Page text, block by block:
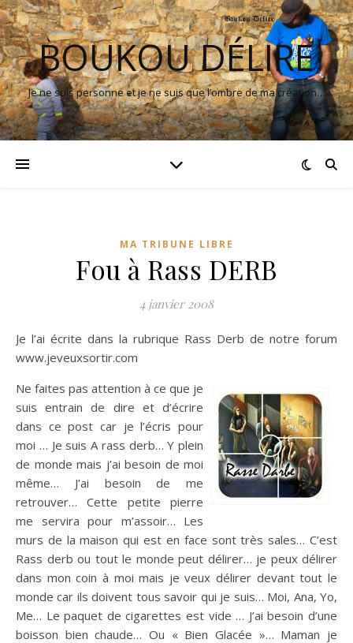
BOUKOU DÉLIRE
Je ne suis personne et je ne suis que l’ombre de ma création…
MA TRIBUNE LIBRE
Fou à Rass DERB
4 janvier 2008
Je l’ai écrite dans la rubrique Rass Derb de notre forum
www.jeveuxsortir.com
Ne faites pas attention à ce que je
suis entrain de dire et d’écrire
dans ce post car je l’écris pour
moi … Je suis A rass derb… Y plein
de monde mais j’ai besoin de moi
même… J’ai besoin de me
retrouver… Cette petite pierre
me servira pour m’assoir… Les
murs de la maison qui est en face sont très sales… C’est
Rass derb ou tout le monde peut délirer… je peux délirer
dans mon coin à moi mais je veux délirer devant tout le
monde car ils doivent tous savoir qui je suis… Moi, Ana, Yo,
Me… Le paquet de cigarettes est vide … J’ai besoin d’une
boisson bien chaude… Ou « Bien Glacée »… Maman je